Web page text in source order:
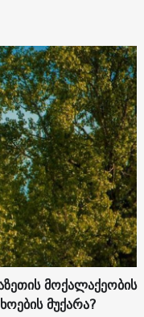
მოქალაქეობის
მუქარა?